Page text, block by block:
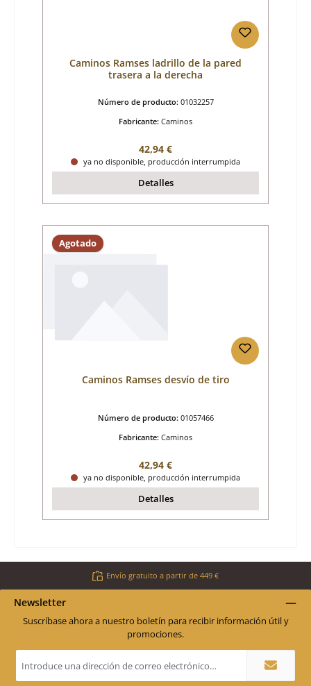
Caminos Ramses ladrillo de la pared
trasera a la derecha
Número de producto: 01032257
Fabricante: Caminos
Precio normal:
42,94 €
ya no disponible, producción interrumpida
Detalles
Agotado
Caminos Ramses desvío de tiro
Número de producto: 01057466
Fabricante: Caminos
Precio normal:
42,94 €
ya no disponible, producción interrumpida
Detalles
Envío gratuito a partir de 449 €
Newsletter
Suscríbase ahora a nuestro boletín para recibir información útil y
promociones.
de
correo